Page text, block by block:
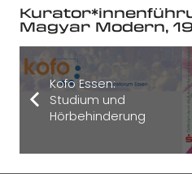
Magyar Modern,
Kofo Essen:
Studium und
Hörbehinderung